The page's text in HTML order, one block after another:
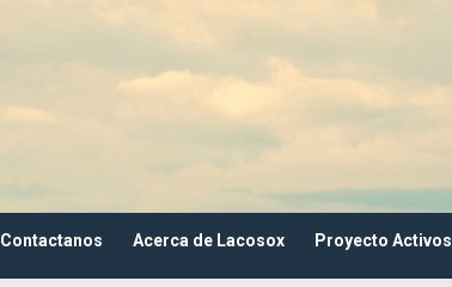
Contactanos Acerca de Lacosox Proyecto Activos